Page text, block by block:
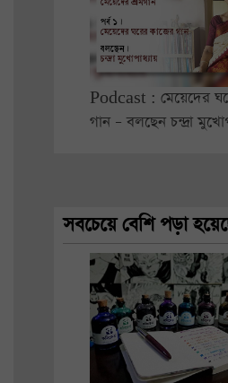
Podcast : মেয়েদের
গান – বলছেন চন্দ্রা
সবচেয়ে বেশি পড়া